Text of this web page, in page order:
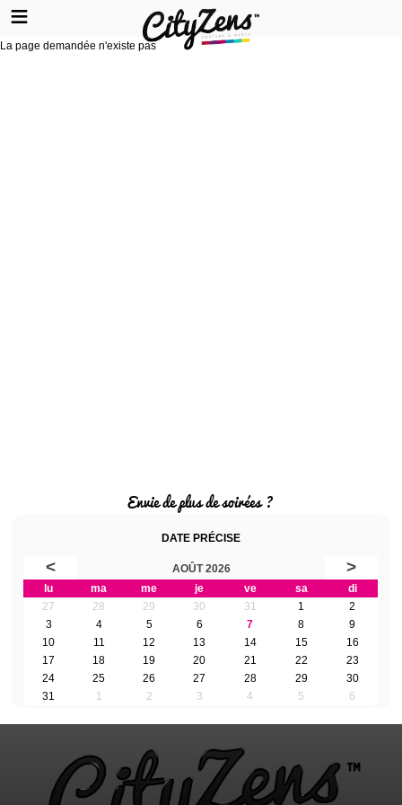
La page demandée n'existe pas
Envie de plus de soirées ?
DATE PRÉCISE
< AOÛT 2026 >
lu ma me je ve sa
di
27
28 29 30 31 1
2
3
4 5 6 7 8
9
10
11 12 13 14 15
16
17
18 19 20 21 22
23
24
25 26 27 28 29
30
31
1 2 3 4 5 6